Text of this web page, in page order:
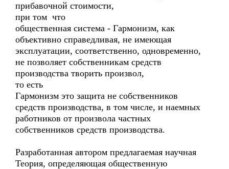
прибавочной стоимости,
при том что
общественная система - Гармонизм, как
объективно справедливая, не имеющая
эксплуатации, соответственно, одновременно,
не позволяет собственникам средств
производства творить произвол,
то есть
Гармонизм это защита не собственников
средств производства, в том числе, и наемных
работников от произвола частных
собственников средств производства.
Разработанная автором предлагаемая научная
Теория, определяющая общественную